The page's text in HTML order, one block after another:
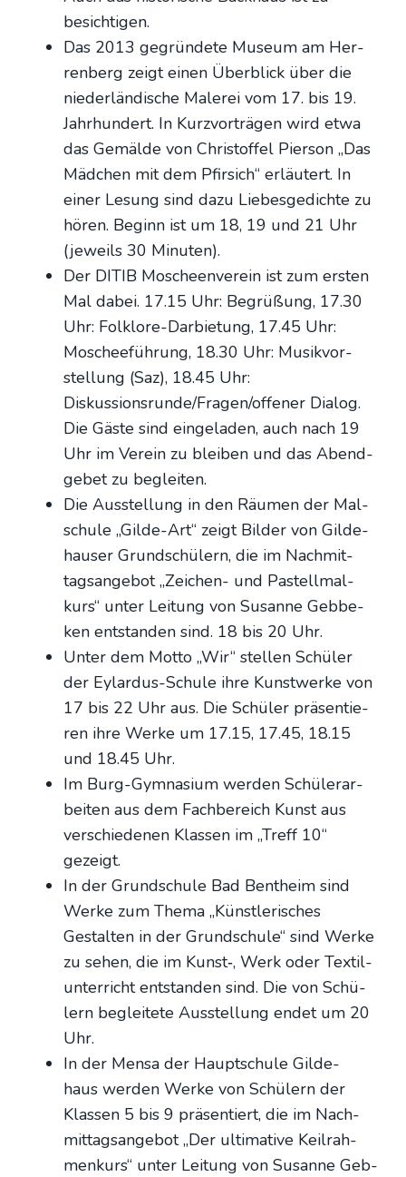
besich­ti­gen.
Das 2013 gegrün­de­te Muse­um am Her­
ren­berg zeigt einen Über­blick über die
nie­der­län­di­sche Male­rei vom 17. bis 19.
Jahr­hun­dert. In Kurz­vor­trä­gen wird etwa
das Gemäl­de von Chris­tof­fel Pier­son „Das
Mäd­chen mit dem Pfir­sich“ erläu­tert. In
einer Lesung sind dazu Lie­bes­ge­dich­te zu
hören. Beginn ist um 18, 19 und 21 Uhr
(jeweils 30 Minu­ten).
Der DITIB Moscheen­ver­ein ist zum ers­ten
Mal dabei. 17.15 Uhr: Begrü­ßung, 17.30
Uhr: Folk­lo­re-Dar­bie­tung, 17.45 Uhr:
Moschee­füh­rung, 18.30 Uhr: Musik­vor­
stel­lung (Saz), 18.45 Uhr:
Diskussionsrunde/Fragen/offener Dia­log.
Die Gäs­te sind ein­ge­la­den, auch nach 19
Uhr im Ver­ein zu blei­ben und das Abend­
ge­bet zu beglei­ten.
Die Aus­stel­lung in den Räu­men der Mal­
schu­le „Gil­de-Art“ zeigt Bil­der von Gil­de­
hau­ser Grund­schü­lern, die im Nach­mit­
tags­an­ge­bot „Zei­chen- und Pas­tell­mal­
kurs“ unter Lei­tung von Susan­ne Geb­be­
ken ent­stan­den sind. 18 bis 20 Uhr.
Unter dem Mot­to „Wir“ stel­len Schü­ler
der Eylar­dus-Schu­le ihre Kunst­wer­ke von
17 bis 22 Uhr aus. Die Schü­ler prä­sen­tie­
ren ihre Wer­ke um 17.15, 17.45, 18.15
und 18.45 Uhr.
Im Burg-Gym­na­si­um wer­den Schü­ler­ar­
bei­ten aus dem Fach­be­reich Kunst aus
ver­schie­de­nen Klas­sen im „Treff 10“
gezeigt.
In der Grund­schu­le Bad Bent­heim sind
Wer­ke zum The­ma „Künst­le­ri­sches
Gestal­ten in der Grund­schu­le“ sind Wer­ke
zu sehen, die im Kunst‑, Werk oder Tex­til­
un­ter­richt ent­stan­den sind. Die von Schü­
lern beglei­te­te Aus­stel­lung endet um 20
Uhr.
In der Men­sa der Haupt­schu­le Gil­de­
haus wer­den Wer­ke von Schü­lern der
Klas­sen 5 bis 9 prä­sen­tiert, die im Nach­
mit­tags­an­ge­bot „Der ulti­ma­ti­ve Keil­rah­
men­kurs“ unter Lei­tung von Susan­ne Geb­